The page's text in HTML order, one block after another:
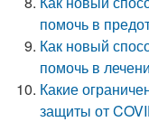
помочь в
Как новый
помочь в
Какие
защиты от